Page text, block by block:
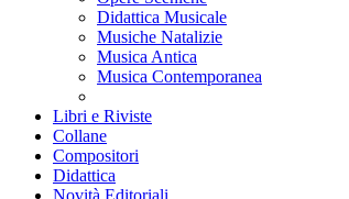
Didattica Musicale
Musiche Natalizie
Musica Antica
Musica Contemporanea
Libri e Riviste
Collane
Compositori
Didattica
Novità Editoriali